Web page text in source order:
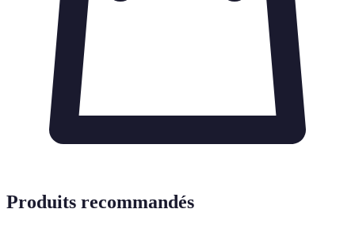
Produits recommandés